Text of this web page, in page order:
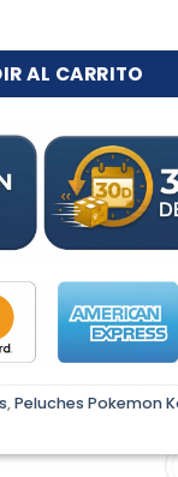
AL CARRITO
,Peluches Pokemon